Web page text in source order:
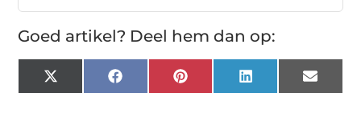
Goed artikel? Deel hem dan op:
X
(Twitter)
FacebookPinterest LinkedIn Email